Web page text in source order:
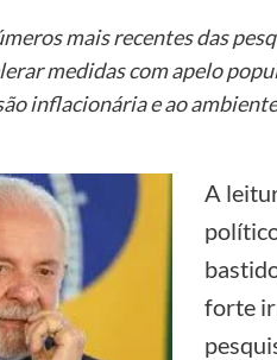
mais recentes das
medidas com apelo
inflacionária e ao
A
forte